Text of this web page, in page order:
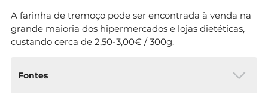
A farinha de tremoço pode ser encontrada à venda na
grande maioria dos hipermercados e lojas dietéticas,
custando cerca de 2,50-3,00€ / 300g.
Fontes